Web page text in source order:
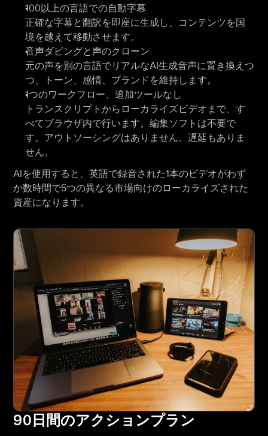
100以上の言語での自動字幕
正確な字幕と翻訳を即座に生成し、コンテンツを国
境を越えて移動させます。
音声ダビングと声のクローン
元の声を別の言語でリアルなAI生成音声に置き換えつ
つ、トーン、感情、ブランドを維持します。
1つのワークフロー、追加ツールなし
トランスクリプトからローカライズビデオまで、す
べてブラウザ内で行います。編集ソフトは不要で
す。アウトソーシングはありません。遅延もありま
せん。
AIを使用すると、英語で録音された1本のビデオがわず
か数時間で5つの異なる市場向けのローカライズされた
資産になります。
90日間のアクションプラン